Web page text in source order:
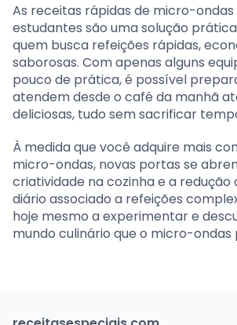
As receitas rápidas de micro-
estudantes são uma solução
quem busca refeições rápidas,
saborosas. Com apenas alguns
pouco de prática, é possível
atendem desde o café da manhã
deliciosas, tudo sem sacrificar
À medida que você adquire mais
micro-ondas, novas portas se
criatividade na cozinha e a redução
diário associado a refeições
hoje mesmo a experimentar e
mundo culinário que o micro-